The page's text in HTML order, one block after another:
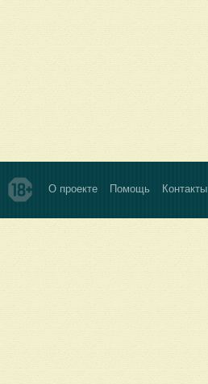
О проекте Помощь Контакты